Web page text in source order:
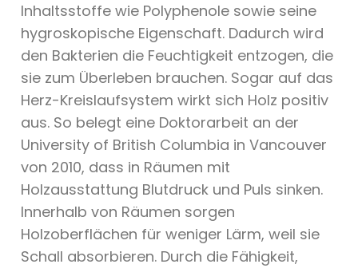
Inhaltsstoffe wie Polyphenole sowie seine
hygroskopische Eigenschaft. Dadurch wird
den Bakterien die Feuchtigkeit entzogen, die
sie zum Überleben brauchen. Sogar auf das
Herz-Kreislaufsystem wirkt sich Holz positiv
aus. So belegt eine Doktorarbeit an der
University of British Columbia in Vancouver
von 2010, dass in Räumen mit
Holzausstattung Blutdruck und Puls sinken.
Innerhalb von Räumen sorgen
Holzoberflächen für weniger Lärm, weil sie
Schall absorbieren. Durch die Fähigkeit,